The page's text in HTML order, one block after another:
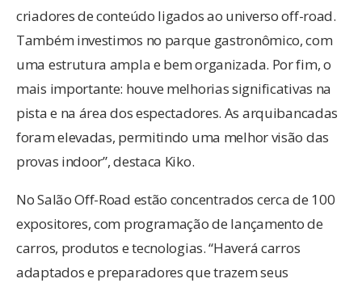
criadores de conteúdo ligados ao universo off-road.
Também investimos no parque gastronômico, com
uma estrutura ampla e bem organizada. Por fim, o
mais importante: houve melhorias significativas na
pista e na área dos espectadores. As arquibancadas
foram elevadas, permitindo uma melhor visão das
provas indoor”, destaca Kiko.
No Salão Off-Road estão concentrados cerca de 100
expositores, com programação de lançamento de
carros, produtos e tecnologias. “Haverá carros
adaptados e preparadores que trazem seus